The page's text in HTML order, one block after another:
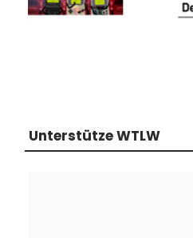
Unterstütze WTLW